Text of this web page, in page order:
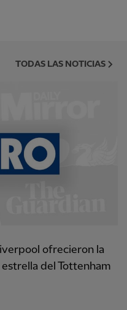
TODAS LAS NOTICIAS
ofrecieron la
del Tottenham